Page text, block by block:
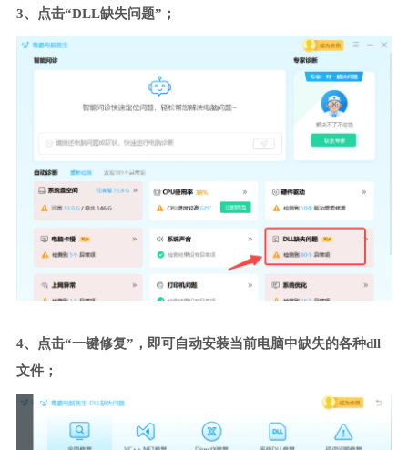
3、点击“DLL缺失问题”；
4、点击“一键修复”，即可自动安装当前电脑中缺失的各种dll
文件；